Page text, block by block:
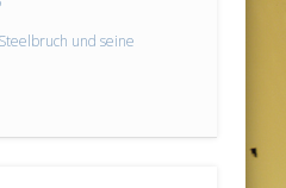
und seine